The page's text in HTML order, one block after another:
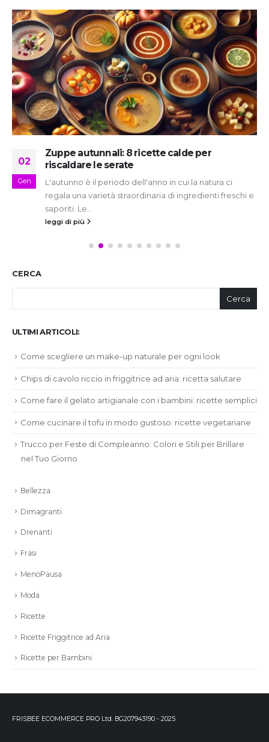
02
Gen
Zuppe autunnali: 8 ricette calde per
riscaldare le serate
L'autunno è il periodo dell'anno in cui la natura ci
regala una varietà straordinaria di ingredienti freschi e
saporiti. Le...
leggi di più
CERCA
Cerca
ULTIMI ARTICOLI:
Come scegliere un make-up naturale per ogni look
Chips di cavolo riccio in friggitrice ad aria: ricetta salutare
Come fare il gelato artigianale con i bambini: ricette semplici
Come cucinare il tofu in modo gustoso: ricette vegetariane
Trucco per Feste di Compleanno: Colori e Stili per Brillare
nel Tuo Giorno
Bellezza
Dimagranti
Drenanti
Frasi
MenoPausa
Moda
Ricette
Ricette Friggitrice ad Aria
Ricette per Bambini
FRISBEE ECOMMERCE PRO Ltd. BG207943190 - 2025